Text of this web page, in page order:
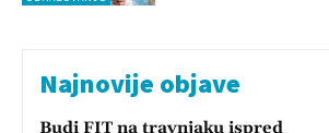
Najnovije objave
Budi FIT na travnjaku ispred